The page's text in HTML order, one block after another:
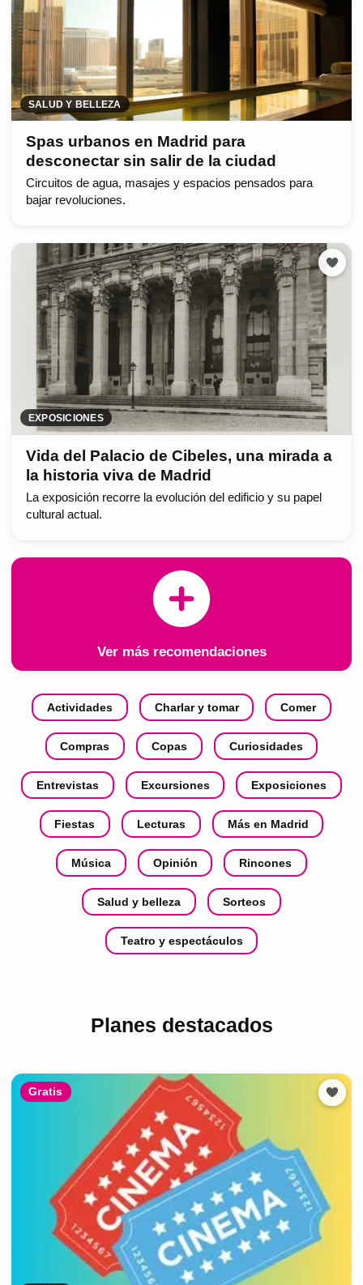
SALUD Y BELLEZA
Spas urbanos en Madrid para
desconectar sin salir de la ciudad
Circuitos de agua, masajes y espacios pensados para
bajar revoluciones.
EXPOSICIONES
Vida del Palacio de Cibeles, una mirada a
la historia viva de Madrid
La exposición recorre la evolución del edificio y su papel
cultural actual.
Ver más recomendaciones
Actividades Charlar y tomar Comer
Compras Copas Curiosidades
Entrevistas Excursiones Exposiciones
Fiestas Lecturas Más en Madrid
Música Opinión Rincones
Salud y belleza Sorteos
Teatro y espectáculos
Planes destacados
Gratis